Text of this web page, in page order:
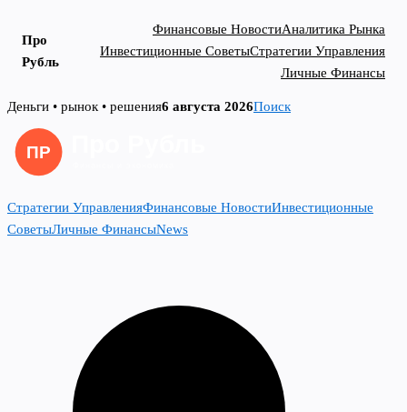
Про
Рубль
Финансовые НовостиАналитика Рынка
Инвестиционные СоветыСтратегии Управления
Личные Финансы
Skip
content
Деньги • рынок • решения6 августа 2026Поиск
Стратегии УправленияФинансовые НовостиИнвестиционные
СоветыЛичные ФинансыNews